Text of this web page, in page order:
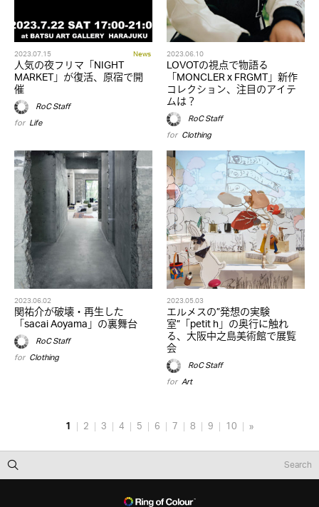
2023.07.15 News
人気の夜フリマ「NIGHT
MARKET」が復活、原宿で開
催
RoC Staff
for Life
2023.06.10
LOVOTの視点で物語る
「MONCLER x FRGMT」新作
コレクション、注目のアイテ
ムは？
RoC Staff
for Clothing
2023.06.02
関祐介が破壊・再生した
「sacai Aoyama」の裏舞台
RoC Staff
for Clothing
2023.05.03
エルメスの”発想の実験
室”「petit h」の奥行に触れ
る、大阪中之島美術館で展覧
会
RoC Staff
for Art
1 2 3 4 5 6 7 8 9 10 »